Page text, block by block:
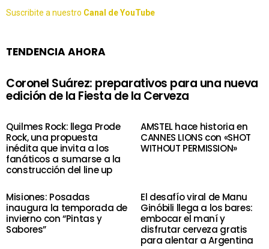
Suscribite a nuestro Canal de YouTube
TENDENCIA AHORA
Coronel Suárez: preparativos para una nueva
edición de la Fiesta de la Cerveza
Quilmes Rock: llega Prode
Rock, una propuesta
inédita que invita a los
fanáticos a sumarse a la
construcción del line up
AMSTEL hace historia en
CANNES LIONS con «SHOT
WITHOUT PERMISSION»
Misiones: Posadas
inaugura la temporada de
invierno con “Pintas y
Sabores”
El desafío viral de Manu
Ginóbili llega a los bares:
embocar el maní y
disfrutar cerveza gratis
para alentar a Argentina